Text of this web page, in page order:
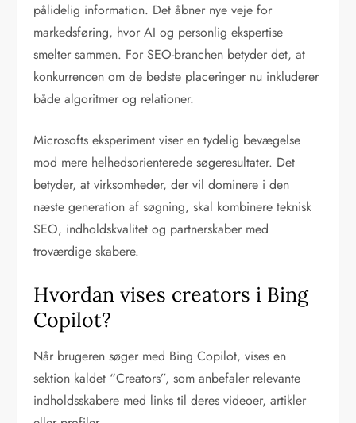
pålidelig information. Det åbner nye veje for
markedsføring, hvor AI og personlig ekspertise
smelter sammen. For SEO-branchen betyder det, at
konkurrencen om de bedste placeringer nu inkluderer
både algoritmer og relationer.
Microsofts eksperiment viser en tydelig bevægelse
mod mere helhedsorienterede søgeresultater. Det
betyder, at virksomheder, der vil dominere i den
næste generation af søgning, skal kombinere teknisk
SEO, indholdskvalitet og partnerskaber med
troværdige skabere.
Hvordan vises creators i Bing
Copilot?
Når brugeren søger med Bing Copilot, vises en
sektion kaldet “Creators”, som anbefaler relevante
indholdsskabere med links til deres videoer, artikler